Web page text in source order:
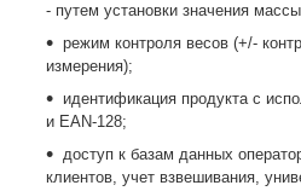
- путем установки значения
режим контроля весов (+/-
измерения);
идентификация продукта с
и EAN-128;
доступ к базам данных
клиентов, учет взвешивания,